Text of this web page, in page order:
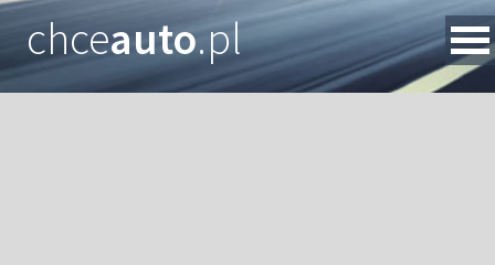
chceauto.pl